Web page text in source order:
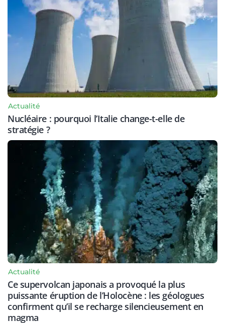
Actualité
Nucléaire : pourquoi l’Italie change-t-elle de
stratégie ?
Actualité
Ce supervolcan japonais a provoqué la plus
puissante éruption de l’Holocène : les géologues
confirment qu’il se recharge silencieusement en
magma